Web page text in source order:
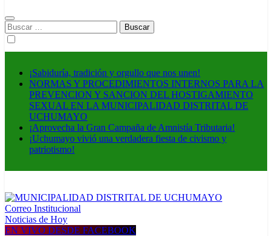
Buscar:
¡Sabiduría, tradición y orgullo que nos unen!
NORMAS Y PROCEDIMIENTOS INTERNOS PARA LA
PREVENCION Y SANCION DEL HOSTIGAMIENTO
SEXUAL EN LA MUNICIPALIDAD DISTRITAL DE
UCHUMAYO
¡Aprovecha la Gran Campaña de Amnistía Tributaria!
¡Uchumayo vivió una verdadera fiesta de civismo y
patriotismo!
MUNICIPALIDAD DISTRITAL DE UCHUMAYO
Construyendo una nueva Historia
Correo Institucional
Noticias de Hoy
EN VIVO DESDE FACEBOOK